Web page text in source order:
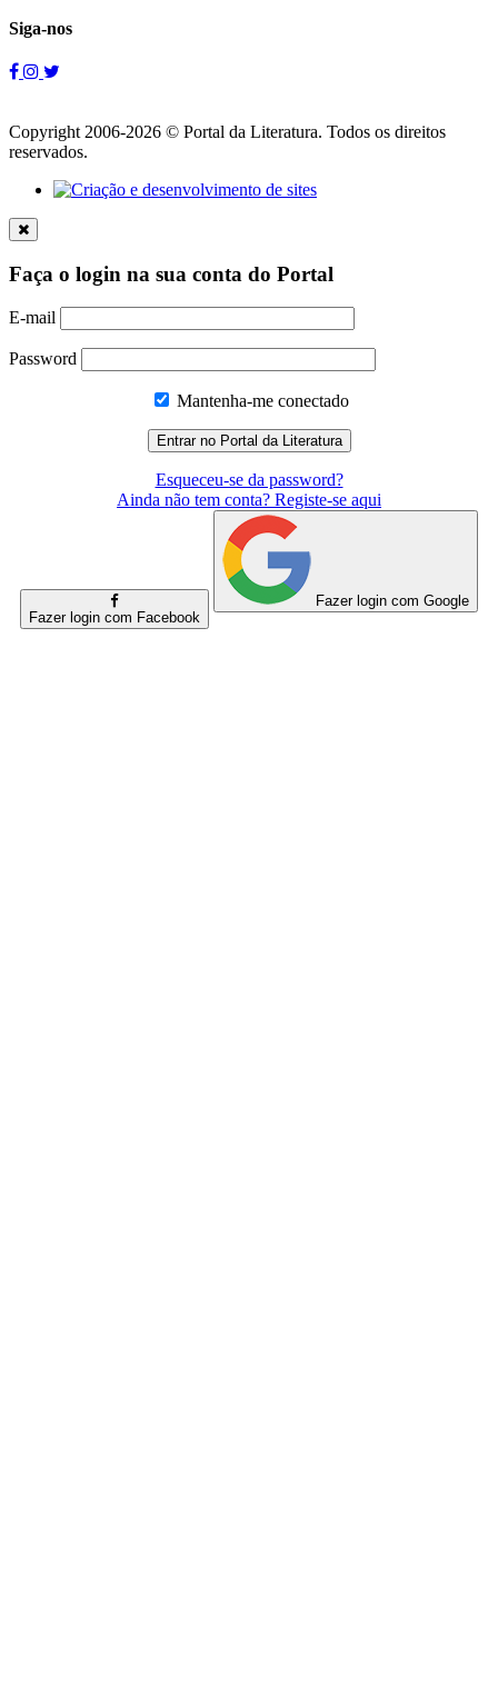
Siga-nos
Copyright 2006-2026 © Portal da Literatura. Todos os direitos
reservados.
Faça o login na sua conta do Portal
E-mail
Password
Mantenha-me conectado
Esqueceu-se da password?
Ainda não tem conta? Registe-se aqui
Fazer login com Facebook
Fazer login com Google